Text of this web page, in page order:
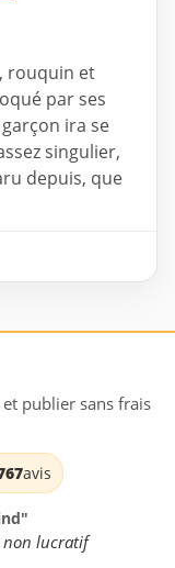
rouquin et
par ses
ira se
singulier,
depuis, que
publier sans frais
avis
non lucratif